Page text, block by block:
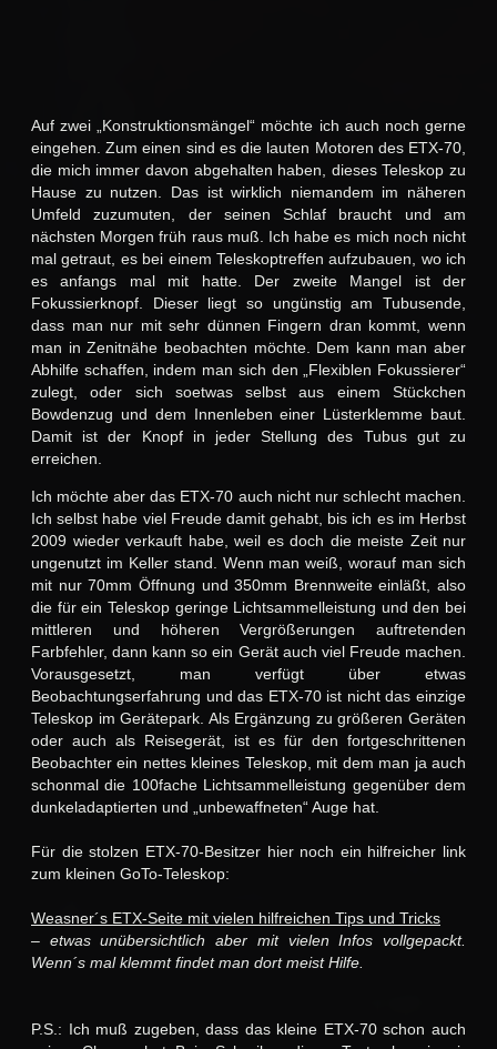
Auf zwei „Konstruktionsmängel“ möchte ich auch noch gerne
eingehen. Zum einen sind es die lauten Motoren des ETX-70,
die mich immer davon abgehalten haben, dieses Teleskop zu
Hause zu nutzen. Das ist wirklich niemandem im näheren
Umfeld zuzumuten, der seinen Schlaf braucht und am
nächsten Morgen früh raus muß. Ich habe es mich noch nicht
mal getraut, es bei einem Teleskoptreffen aufzubauen, wo ich
es anfangs mal mit hatte. Der zweite Mangel ist der
Fokussierknopf. Dieser liegt so ungünstig am Tubusende,
dass man nur mit sehr dünnen Fingern dran kommt, wenn
man in Zenitnähe beobachten möchte. Dem kann man aber
Abhilfe schaffen, indem man sich den „Flexiblen Fokussierer“
zulegt, oder sich soetwas selbst aus einem Stückchen
Bowdenzug und dem Innenleben einer Lüsterklemme baut.
Damit ist der Knopf in jeder Stellung des Tubus gut zu
erreichen.
Ich möchte aber das ETX-70 auch nicht nur schlecht machen.
Ich selbst habe viel Freude damit gehabt, bis ich es im Herbst
2009 wieder verkauft habe, weil es doch die meiste Zeit nur
ungenutzt im Keller stand. Wenn man weiß, worauf man sich
mit nur 70mm Öffnung und 350mm Brennweite einläßt, also
die für ein Teleskop geringe Lichtsammelleistung und den bei
mittleren und höheren Vergrößerungen auftretenden
Farbfehler, dann kann so ein Gerät auch viel Freude machen.
Vorausgesetzt, man verfügt über etwas
Beobachtungserfahrung und das ETX-70 ist nicht das einzige
Teleskop im Gerätepark. Als Ergänzung zu größeren Geräten
oder auch als Reisegerät, ist es für den fortgeschrittenen
Beobachter ein nettes kleines Teleskop, mit dem man ja auch
schonmal die 100fache Lichtsammelleistung gegenüber dem
dunkeladaptierten und „unbewaffneten“ Auge hat.
Für die stolzen ETX-70-Besitzer hier noch ein hilfreicher link
zum kleinen GoTo-Teleskop:
Weasner´s ETX-Seite mit vielen hilfreichen Tips und Tricks
– etwas unübersichtlich aber mit vielen Infos vollgepackt.
Wenn´s mal klemmt findet man dort meist Hilfe.
P.S.: Ich muß zugeben, dass das kleine ETX-70 schon auch